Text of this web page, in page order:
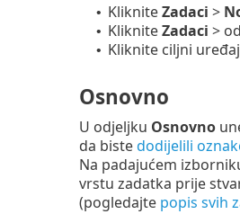
• KlikniteZadaci >
• KlikniteZadaci >
• Kliknite ciljni
Osnovno
U odjeljku Osnovno
da bistedodijelili
Na padajućem
vrstu zadatka prije
(pogledajte popis svih